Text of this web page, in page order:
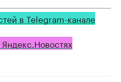
в Telegram-канале